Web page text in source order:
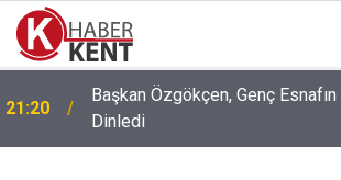
21:20
Başkan Özgökçen, Genç
Dinledi